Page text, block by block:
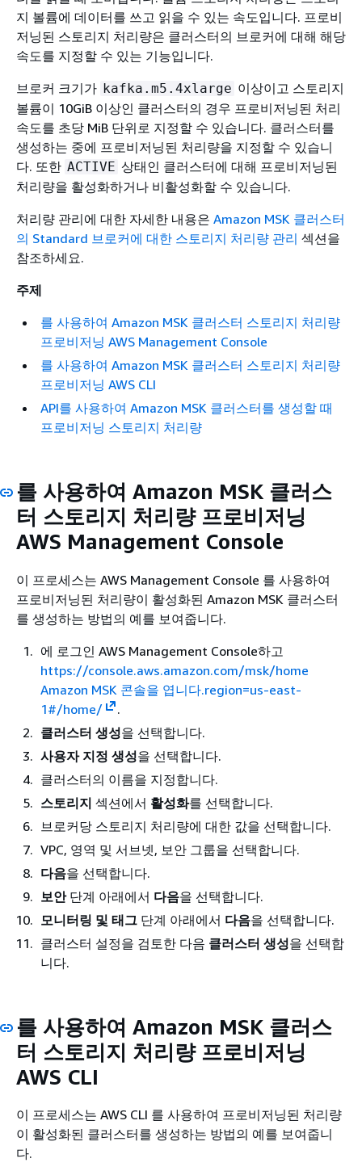
지 볼륨에 데이터를 쓰고 읽을 수 있는 속도입니다. 프로비
저닝된 스토리지 처리량은 클러스터의 브로커에 대해 해당
속도를 지정할 수 있는 기능입니다.
브로커 크기가 kafka.m5.4xlarge 이상이고 스토리지
볼륨이 10GiB 이상인 클러스터의 경우 프로비저닝된 처리
속도를 초당 MiB 단위로 지정할 수 있습니다. 클러스터를
생성하는 중에 프로비저닝된 처리량을 지정할 수 있습니
다. 또한 ACTIVE 상태인 클러스터에 대해 프로비저닝된
처리량을 활성화하거나 비활성화할 수 있습니다.
처리량 관리에 대한 자세한 내용은 Amazon MSK 클러스터
의 Standard 브로커에 대한 스토리지 처리량 관리 섹션을
참조하세요.
주제
를 사용하여 Amazon MSK 클러스터 스토리지 처리량
프로비저닝 AWS Management Console
를 사용하여 Amazon MSK 클러스터 스토리지 처리량
프로비저닝 AWS CLI
API를 사용하여 Amazon MSK 클러스터를 생성할 때
프로비저닝 스토리지 처리량
를 사용하여 Amazon MSK 클러스
터 스토리지 처리량 프로비저닝
AWS Management Console
이 프로세스는 AWS Management Console 를 사용하여
프로비저닝된 처리량이 활성화된 Amazon MSK 클러스터
를 생성하는 방법의 예를 보여줍니다.
에 로그인 AWS Management Console하고
https://console.aws.amazon.com/msk/home
Amazon MSK 콘솔을 엽니다.region=us-east-
1#/home/
.
클러스터 생성을 선택합니다.
사용자 지정 생성을 선택합니다.
클러스터의 이름을 지정합니다.
스토리지 섹션에서 활성화를 선택합니다.
브로커당 스토리지 처리량에 대한 값을 선택합니다.
VPC, 영역 및 서브넷, 보안 그룹을 선택합니다.
다음을 선택합니다.
보안단계 아래에서 다음을 선택합니다.
모니터링 및 태그 단계 아래에서 다음을 선택합니다.
클러스터 설정을 검토한 다음 클러스터 생성을 선택합
니다.
를 사용하여 Amazon MSK 클러스
터 스토리지 처리량 프로비저닝
AWS CLI
이 프로세스는 AWS CLI 를 사용하여 프로비저닝된 처리량
이 활성화된 클러스터를 생성하는 방법의 예를 보여줍니
다.